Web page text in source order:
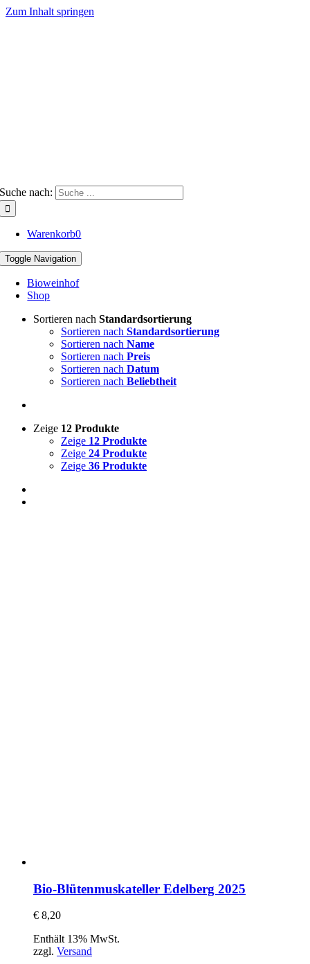
Zum Inhalt springen
Suche nach:
Warenkorb0
Toggle Navigation
Bioweinhof
Shop
Sortieren nach Standardsortierung
Sortieren nach Standardsortierung
Sortieren nach Name
Sortieren nach Preis
Sortieren nach Datum
Sortieren nach Beliebtheit
Zeige 12 Produkte
Zeige 12 Produkte
Zeige 24 Produkte
Zeige 36 Produkte
Bio-Blütenmuskateller Edelberg 2025
€ 8,20
Enthält 13% MwSt.
zzgl. Versand